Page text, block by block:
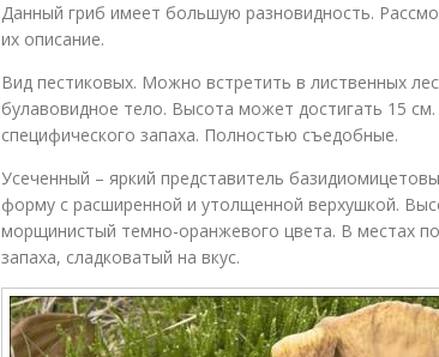
Данный гриб имеет большую разновидность.
их описание.
Вид пестиковых. Можно встретить в лиственных
булавовидное тело. Высота может достигать 15
специфического запаха. Полностью съедобные.
Усеченный – яркий представитель
форму с расширенной и утолщенной верхушкой.
морщинистый темно-оранжевого цвета. В местах
запаха, сладковатый на вкус.